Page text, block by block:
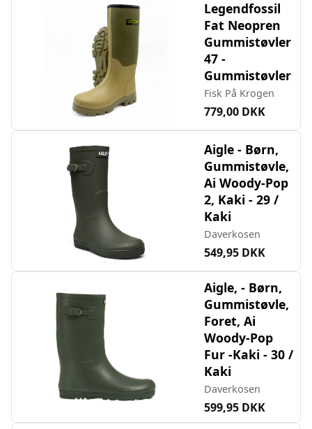
Legendfossil
Fat Neopren
Gummistøvler
47 -
Gummistøvler
Fisk På Krogen
779,00 DKK
Aigle - Børn,
Gummistøvle,
Ai Woody-Pop
2, Kaki - 29 /
Kaki
Daverkosen
549,95 DKK
Aigle, - Børn,
Gummistøvle,
Foret, Ai
Woody-Pop
Fur -Kaki - 30 /
Kaki
Daverkosen
599,95 DKK